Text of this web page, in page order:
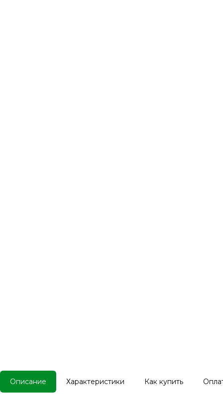
Описание Характеристики Как купить